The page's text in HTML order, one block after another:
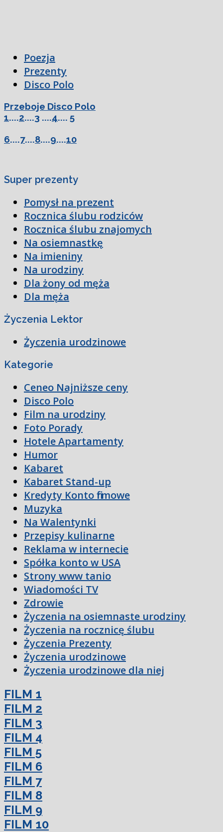
Poezja
Prezenty
Disco Polo
Przeboje Disco Polo
1....2....3 ....4.... 5
6....7....8....9....10
Super prezenty
Pomysł na prezent
Rocznica ślubu rodziców
Rocznica ślubu znajomych
Na osiemnastkę
Na imieniny
Na urodziny
Dla żony od męża
Dla męża
Życzenia Lektor
Życzenia urodzinowe
Kategorie
Ceneo Najniższe ceny
Disco Polo
Film na urodziny
Foto Porady
Hotele Apartamenty
Humor
Kabaret
Kabaret Stand-up
Kredyty Konto firmowe
Muzyka
Na Walentynki
Przepisy kulinarne
Reklama w internecie
Spółka konto w USA
Strony www tanio
Wiadomości TV
Zdrowie
Życzenia na osiemnaste urodziny
Życzenia na rocznicę ślubu
Życzenia Prezenty
Życzenia urodzinowe
Życzenia urodzinowe dla niej
FILM 1
FILM 2
FILM 3
FILM 4
FILM 5
FILM 6
FILM 7
FILM 8
FILM 9
FILM 10